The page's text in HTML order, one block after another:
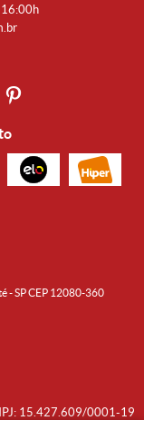
16:00h
- SP CEP 12080-360
15.427.609/0001-19